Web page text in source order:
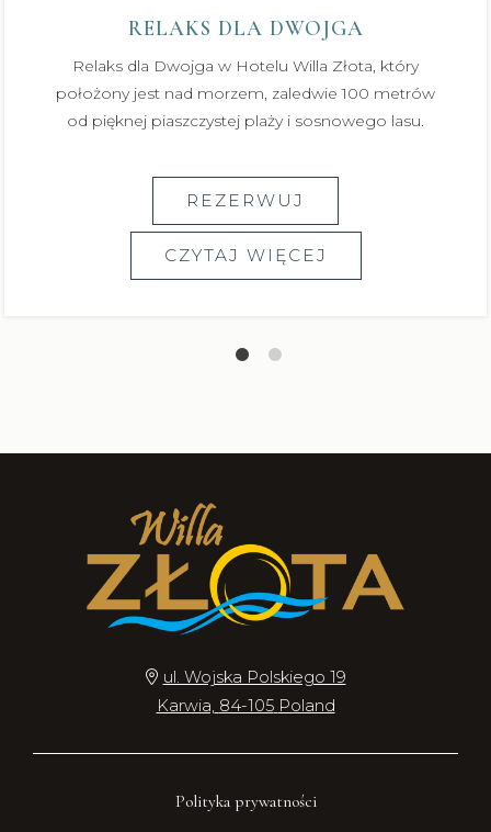
RELAKS DLA DWOJGA
Relaks dla Dwojga w Hotelu Willa Złota, który
położony jest nad morzem, zaledwie 100 metrów
od pięknej piaszczystej plaży i sosnowego lasu.
REZERWUJ
CZYTAJ WIĘCEJ
ul. Wojska Polskiego 19
Karwia, 84-105 Poland
Polityka prywatności